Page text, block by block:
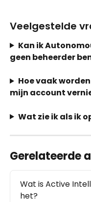
Veelgestelde
Kan ik
geen beheerder
Hoe vaak
mijn account
Wat zie ik als ik
Gerelateerde
Wat is Active
het?